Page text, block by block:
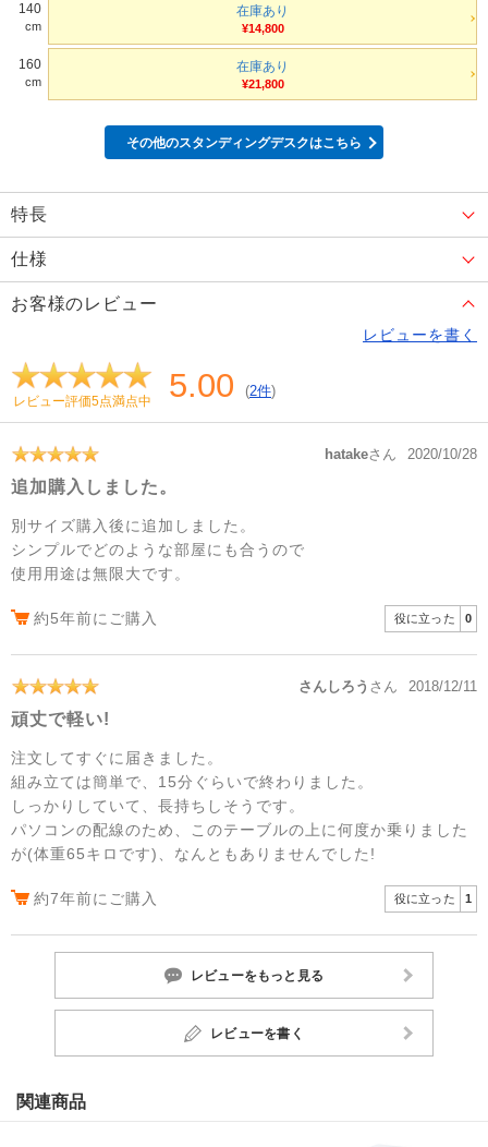
140
cm
在庫あり
¥14,800
160
cm
在庫あり
¥21,800
その他のスタンディングデスクはこちら
特長
仕様
お客様のレビュー
レビューを書く
レビュー評価5点満点中 5.00 (2件)
hatakeさん 2020/10/28
追加購入しました。
別サイズ購入後に追加しました。
シンプルでどのような部屋にも合うので
使用用途は無限大です。
約5年前にご購入 役に立った 0
さんしろう さん 2018/12/11
頑丈で軽い!
注文してすぐに届きました。
組み立ては簡単で、15分ぐらいで終わりました。
しっかりしていて、長持ちしそうです。
パソコンの配線のため、このテーブルの上に何度か乗りました
が(体重65キロです)、なんともありませんでした!
約7年前にご購入 役に立った 1
レビューをもっと見る
レビューを書く
関連商品